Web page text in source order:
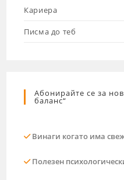
Кариера
Писма до теб
Абонирайте се за
баланс“
Винаги когато има
Полезен